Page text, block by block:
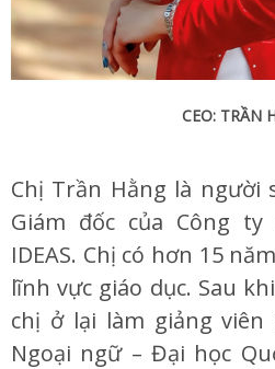
CEO: TRẦN
Chị Trần Hằng là người
Giám đốc của Công
IDEAS. Chị có hơn 15
lĩnh vực giáo dục. Sau
chị ở lại làm giảng
Ngoại ngữ – Đại học